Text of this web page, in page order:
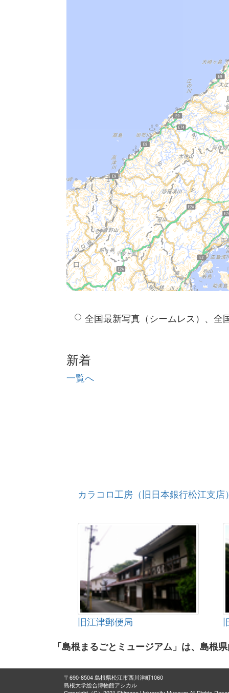
全国最新写真（シームレス）、全
新着
一覧へ
カラコロ工房（旧日本銀行松江支店
旧江津郵便局
「島根まるごとミュージアム」は、島根
〒690-8504 島根県松江市西川津町1060
島根大学総合博物館アシカル